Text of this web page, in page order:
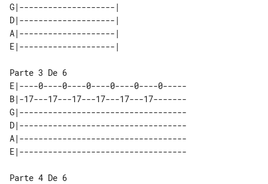
G|--------------------|
D|--------------------|
A|--------------------|
E|----0----0----0----0----0----0-----
B|-17---17---17---17---17---17-------
G|-----------------------------------
D|-----------------------------------
A|-----------------------------------